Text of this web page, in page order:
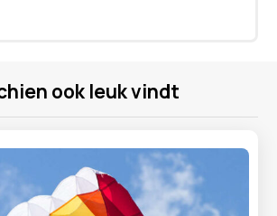
ook leuk vindt